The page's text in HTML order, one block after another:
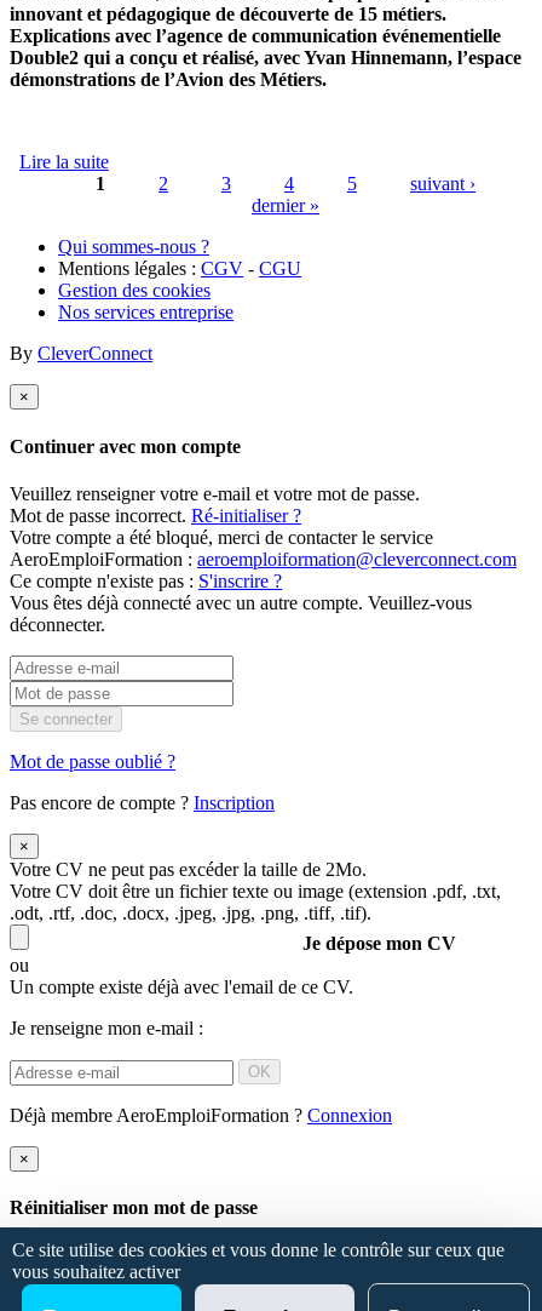
innovant et pédagogique de découverte de 15 métiers.
Explications avec l’agence de communication événementielle
Double2 qui a conçu et réalisé, avec Yvan Hinnemann, l’espace
démonstrations de l’Avion des Métiers.
Lire la suite
1 2 3 4 5
suivant ›
dernier »
Qui sommes-nous ?
Mentions légales : CGV - CGU
Gestion des cookies
Nos services entreprise
By CleverConnect
×
Continuer avec mon compte
Veuillez renseigner votre e-mail et votre mot de passe.
Mot de passe incorrect. Ré-initialiser ?
Votre compte a été bloqué, merci de contacter le service
AeroEmploiFormation : aeroemploiformation@cleverconnect.com
Ce compte n'existe pas : S'inscrire ?
Vous êtes déjà connecté avec un autre compte. Veuillez-vous
déconnecter.
Se connecter
Mot de passe oublié ?
Pas encore de compte ? Inscription
×
Votre CV ne peut pas excéder la taille de 2Mo.
Votre CV doit être un fichier texte ou image (extension .pdf, .txt,
.odt, .rtf, .doc, .docx, .jpeg, .jpg, .png, .tiff, .tif).
Je dépose mon CV
ou
Un compte existe déjà avec l'email de ce CV.
Je renseigne mon e-mail :
OK
Déjà membre AeroEmploiFormation ? Connexion
×
Réinitialiser mon mot de passe
OK
Ce site utilise des cookies et vous donne le contrôle sur ceux que
vous souhaitez activer